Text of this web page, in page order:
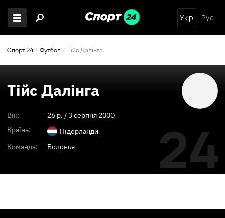
Укр Рус
Спорт 24 Футбол Тійс Далінга
Тійс Далінга
Вік: 26 p. /3 серпня 2000
Країна:
Нідерланди
Команда:
Болонья 24